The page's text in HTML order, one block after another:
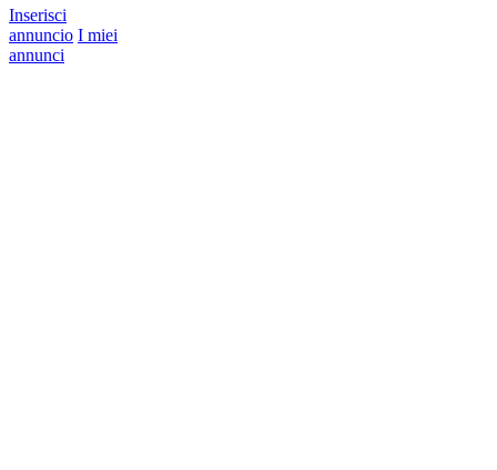
Inserisci
annuncio I miei
annunci